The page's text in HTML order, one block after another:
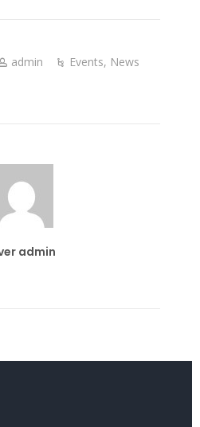
admin Events, News
admin